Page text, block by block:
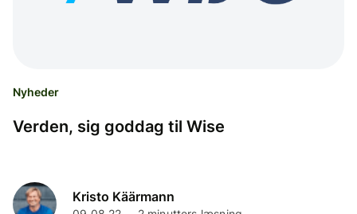
Nyheder
Verden, sig goddag til Wise
Kristo Käärmann